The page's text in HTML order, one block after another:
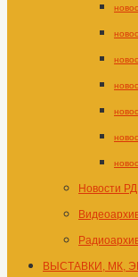
Новости
ВЫСТАВКИ, МК,